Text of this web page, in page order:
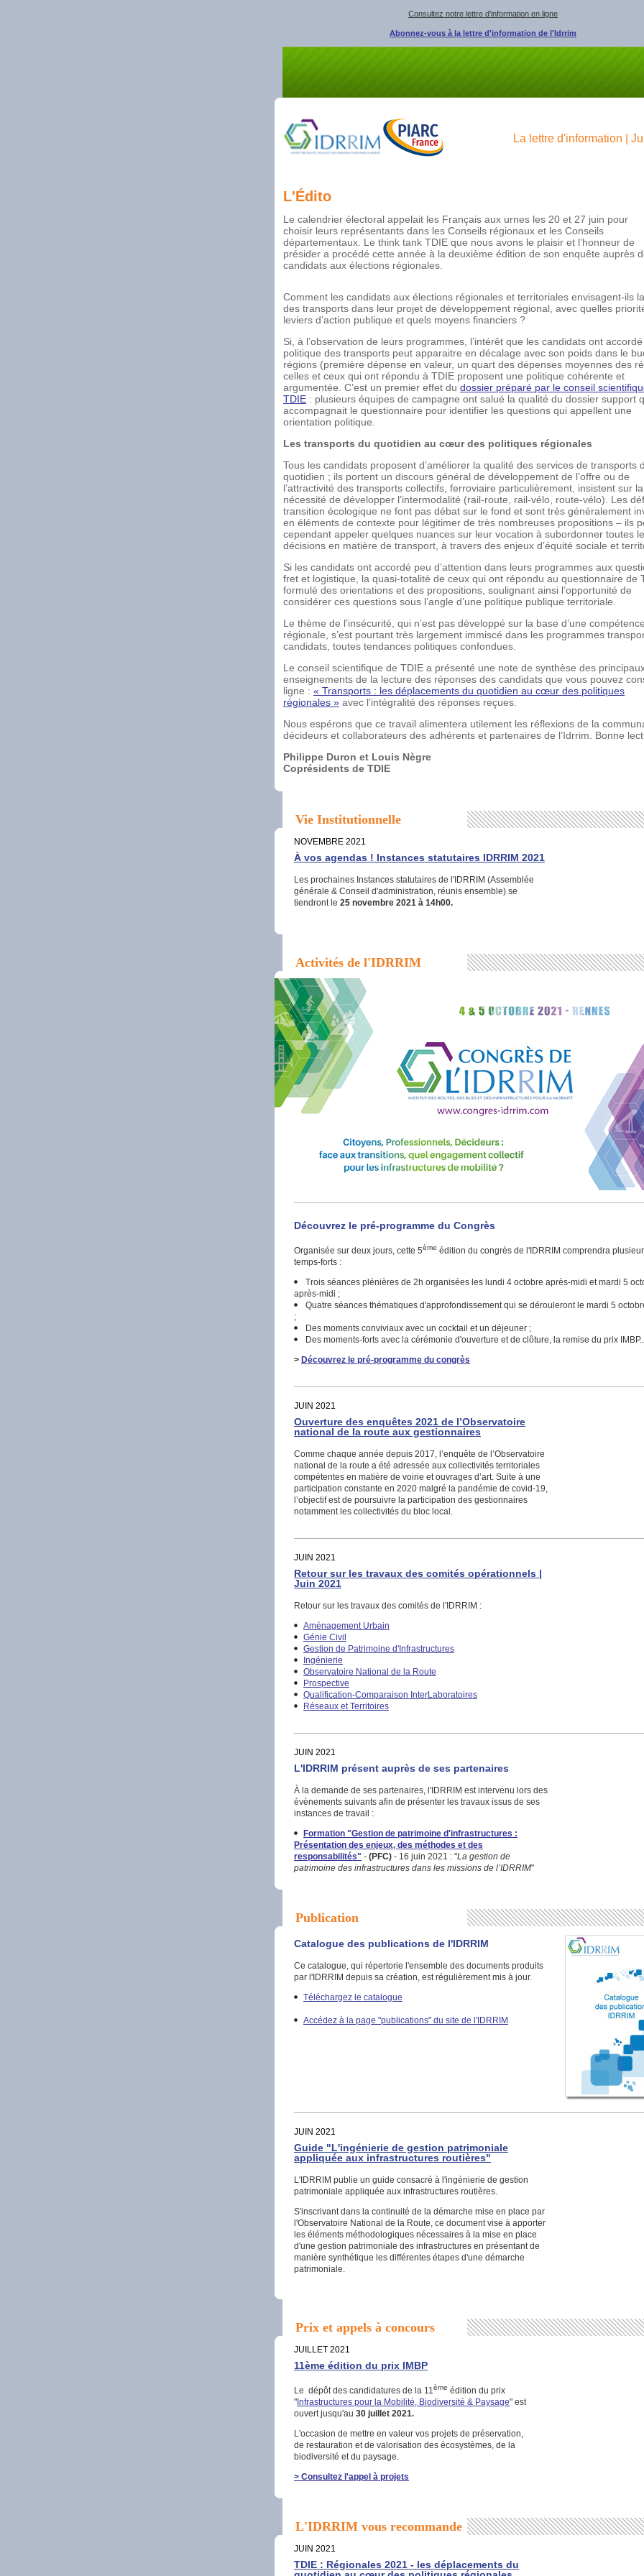
Consultez notre lettre d'information en ligne
Abonnez-vous à la lettre d'information de l'Idrrim
La lettre d'information |
L'Édito
Le calendrier électoral appelait les Français aux urnes les 20 et 27 juin pour
choisir leurs représentants dans les Conseils régionaux et les Conseils
départementaux. Le think tank TDIE que nous avons le plaisir et l’honneur de
présider a procédé cette année à la deuxième édition de son enquête auprès
candidats aux élections régionales.
Comment les candidats aux élections régionales et territoriales envisagent-ils
des transports dans leur projet de développement régional, avec quelles
leviers d’action publique et quels moyens financiers ?
Si, à l’observation de leurs programmes, l’intérêt que les candidats ont
politique des transports peut apparaitre en décalage avec son poids dans le
régions (première dépense en valeur, un quart des dépenses moyennes des
celles et ceux qui ont répondu à TDIE proposent une politique cohérente et
argumentée. C’est un premier effet du dossier préparé par le conseil
TDIE : plusieurs équipes de campagne ont salué la qualité du dossier support
accompagnait le questionnaire pour identifier les questions qui appellent une
orientation politique.
Les transports du quotidien au cœur des politiques régionales
Tous les candidats proposent d’améliorer la qualité des services de transports
quotidien ; ils portent un discours général de développement de l’offre ou de
l’attractivité des transports collectifs, ferroviaire particulièrement, insistent sur la
nécessité de développer l’intermodalité (rail-route, rail-vélo, route-vélo). Les
transition écologique ne font pas débat sur le fond et sont très généralement
en éléments de contexte pour légitimer de très nombreuses propositions – ils
cependant appeler quelques nuances sur leur vocation à subordonner toutes
décisions en matière de transport, à travers des enjeux d’équité sociale et
Si les candidats ont accordé peu d’attention dans leurs programmes aux
fret et logistique, la quasi-totalité de ceux qui ont répondu au questionnaire de
formulé des orientations et des propositions, soulignant ainsi l’opportunité de
considérer ces questions sous l’angle d’une politique publique territoriale.
Le thème de l’insécurité, qui n’est pas développé sur la base d’une compétence
régionale, s’est pourtant très largement immiscé dans les programmes
candidats, toutes tendances politiques confondues.
Le conseil scientifique de TDIE a présenté une note de synthèse des
enseignements de la lecture des réponses des candidats que vous pouvez
ligne : « Transports : les déplacements du quotidien au cœur des politiques
régionales » avec l’intégralité des réponses reçues.
Nous espérons que ce travail alimentera utilement les réflexions de la
décideurs et collaborateurs des adhérents et partenaires de l’Idrrim. Bonne
Philippe Duron et Louis Nègre
Coprésidents de TDIE
Vie Institutionnelle
NOVEMBRE 2021
À vos agendas ! Instances statutaires IDRRIM 2021
Les prochaines Instances statutaires de l'IDRRIM (Assemblée
générale & Conseil d'administration, réunis ensemble) se
tiendront le 25 novembre 2021 à 14h00.
Activités de l'IDRRIM
Découvrez le pré-programme du Congrès
Organisée sur deux jours, cette 5ème édition du congrès de l'IDRRIM comprendra
temps-forts :
Trois séances plénières de 2h organisées les lundi 4 octobre après-midi et mardi 5
après-midi ;
Quatre séances thématiques d'approfondissement qui se dérouleront le mardi 5
;
Des moments conviviaux avec un cocktail et un déjeuner ;
Des moments-forts avec la cérémonie d'ouverture et de clôture, la remise du prix
> Découvrez le pré-programme du congrès
JUIN 2021
Ouverture des enquêtes 2021 de l’Observatoire
national de la route aux gestionnaires
Comme chaque année depuis 2017, l’enquête de l’Observatoire
national de la route a été adressée aux collectivités territoriales
compétentes en matière de voirie et ouvrages d’art. Suite à une
participation constante en 2020 malgré la pandémie de covid-19,
l’objectif est de poursuivre la participation des gestionnaires
notamment les collectivités du bloc local.
JUIN 2021
Retour sur les travaux des comités opérationnels |
Juin 2021
Retour sur les travaux des comités de l'IDRRIM :
Aménagement Urbain
Génie Civil
Gestion de Patrimoine d'Infrastructures
Ingénierie
Observatoire National de la Route
Prospective
Qualification-Comparaison InterLaboratoires
Réseaux et Territoires
JUIN 2021
L'IDRRIM présent auprès de ses partenaires
À la demande de ses partenaires, l'IDRRIM est intervenu lors des
évènements suivants afin de présenter les travaux issus de ses
instances de travail :
Formation "Gestion de patrimoine d'infrastructures :
Présentation des enjeux, des méthodes et des
responsabilités" - (PFC) - 16 juin 2021 : "La gestion de
patrimoine des infrastructures dans les missions de l’IDRRIM"
Publication
Catalogue des publications de l'IDRRIM
Ce catalogue, qui répertorie l'ensemble des documents produits
par l'IDRRIM depuis sa création, est régulièrement mis à jour.
Téléchargez le catalogue
Accédez à la page "publications" du site de l'IDRRIM
JUIN 2021
Guide "L'ingénierie de gestion patrimoniale
appliquée aux infrastructures routières"
L'IDRRIM publie un guide consacré à l'ingénierie de gestion
patrimoniale appliquée aux infrastructures routières.
S'inscrivant dans la continuité de la démarche mise en place par
l'Observatoire National de la Route, ce document vise à apporter
les éléments méthodologiques nécessaires à la mise en place
d'une gestion patrimoniale des infrastructures en présentant de
manière synthétique les différentes étapes d'une démarche
patrimoniale.
Prix et appels à concours
JUILLET 2021
11ème édition du prix IMBP
Le dépôt des candidatures de la 11ème édition du prix
" Infrastructures pour la Mobilité, Biodiversité & Paysage" est
ouvert jusqu'au 30 juillet 2021.
L'occasion de mettre en valeur vos projets de préservation,
de restauration et de valorisation des écosystèmes, de la
biodiversité et du paysage.
> Consultez l'appel à projets
L'IDRRIM vous recommande
JUIN 2021
TDIE : Régionales 2021 - les déplacements du